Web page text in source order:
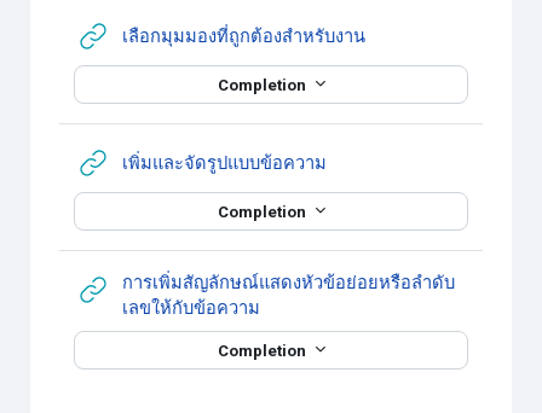
เลือกมุมมองที่ถูกต้องสำหรับงานURL
Completion
เพิ่มและจัดรูปแบบข้อความ
Completion
การเพิ่มสัญลักษณ์แสดงหัวข้อย่อยหรือลำดับ
เลขให้กับข้อความ
Completion